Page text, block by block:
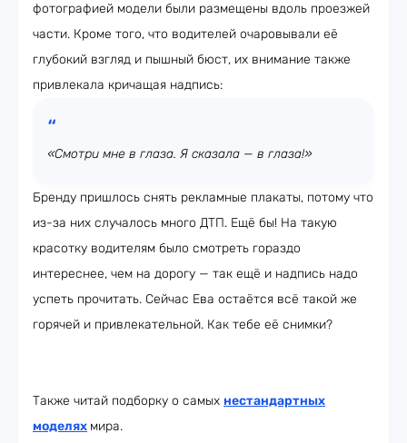
фотографией модели были размещены вдоль проезжей
части. Кроме того, что водителей очаровывали её
глубокий взгляд и пышный бюст, их внимание также
привлекала кричащая надпись:
«Смотри мне в глаза. Я сказала — в глаза!»
Бренду пришлось снять рекламные плакаты, потому что
из-за них случалось много ДТП. Ещё бы! На такую
красотку водителям было смотреть гораздо
интереснее, чем на дорогу — так ещё и надпись надо
успеть прочитать. Сейчас Ева остаётся всё такой же
горячей и привлекательной. Как тебе её снимки?
Также читай подборку о самых нестандартных
моделях мира.